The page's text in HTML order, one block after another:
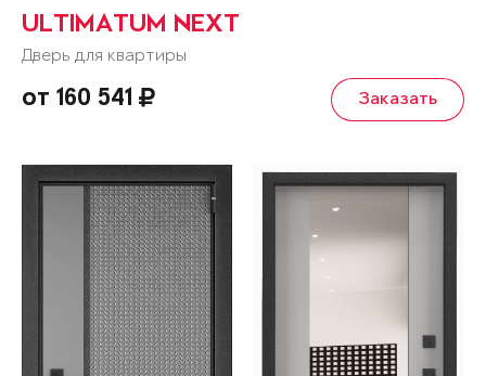
ULTIMATUM NEXT
Дверь для квартиры
от 160 541 Заказать